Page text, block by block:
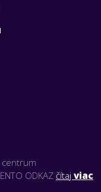
centrum
ODKAZ čítaj viac